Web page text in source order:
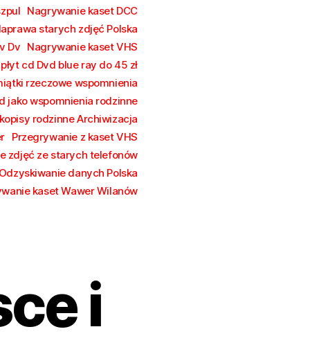
Nagrywanie kaset DCC
starych zdjęć Polska
Dv Nagrywanie kaset VHS
cd Dvd blue ray do 45 zł
rzeczowe wspomnienia
jako wspomnienia rodzinne
rodzinne Archiwizacja
Przegrywanie z kaset VHS
zdjęć ze starych telefonów
danych Polska
kaset Wawer Wilanów
i